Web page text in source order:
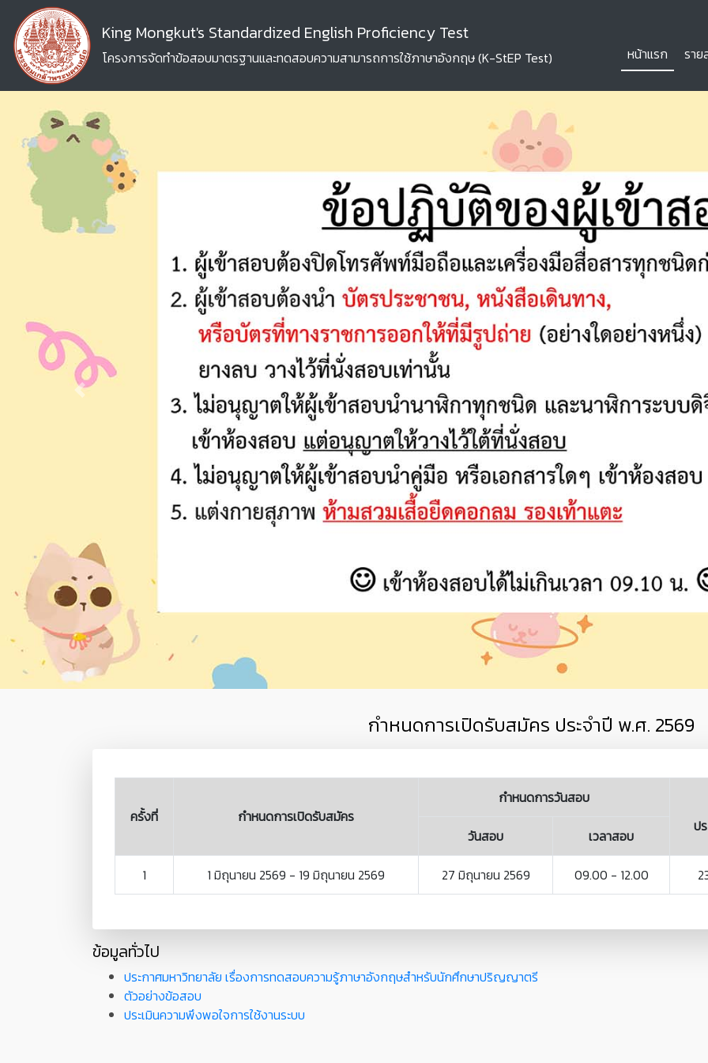
King Mongkut's Standardized English Proficiency Test
โครงการจัดทำข้อสอบมาตรฐานและทดสอบความสามารถการใช้ภาษาอังกฤษ (K-StEP Test) หน้าแรก ราย
Previous
กำหนดการเปิดรับสมัคร ประจำปี พ.ศ. 2569
ครั้งที่ กำหนดการเปิดรับสมัคร
กำหนดการวันสอบ
ป
วันสอบ เวลาสอบ
1 1 มิถุนายน 2569 - 19 มิถุนายน 2569 27 มิถุนายน 2569 09.00 - 12.00
ข้อมูลทั่วไป
ประกาศมหาวิทยาลัย เรื่องการทดสอบความรู้ภาษาอังกฤษสำหรับนักศึกษาปริญญาตรี
ตัวอย่างข้อสอบ
ประเมินความพึงพอใจการใช้งานระบบ